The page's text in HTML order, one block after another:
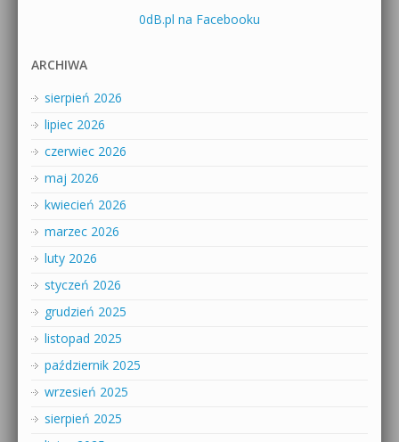
0dB.pl na Facebooku
ARCHIWA
sierpień 2026
lipiec 2026
czerwiec 2026
maj 2026
kwiecień 2026
marzec 2026
luty 2026
styczeń 2026
grudzień 2025
listopad 2025
październik 2025
wrzesień 2025
sierpień 2025